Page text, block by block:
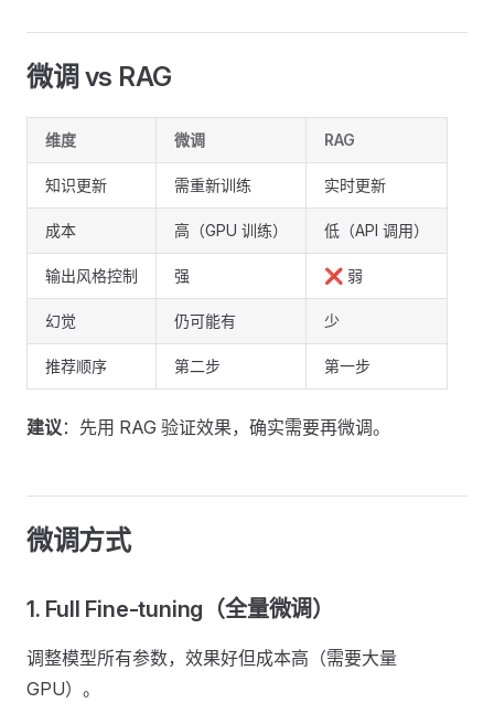
微调 vs RAG
维度 微调 RAG
知识更新 需重新训练 实时更新
成本 高（GPU 训练） 低（API 调用）
输出风格控制 强 ❌ 弱
幻觉 仍可能有 少
推荐顺序 第二步 第一步
建议：先用 RAG 验证效果，确实需要再微调。
微调方式
1. Full Fine-tuning（全量微调）
调整模型所有参数，效果好但成本高（需要大量
GPU）。